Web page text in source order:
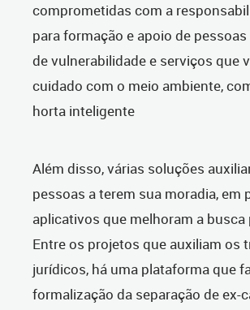
comprometidas com a
para formação e apoio de
de vulnerabilidade e serviços que
cuidado com o meio ambiente,
horta inteligente
Além disso, várias soluções
pessoas a terem sua moradia, em
aplicativos que melhoram a busca
Entre os projetos que auxiliam os
jurídicos, há uma plataforma que
formalização da separação de ex-